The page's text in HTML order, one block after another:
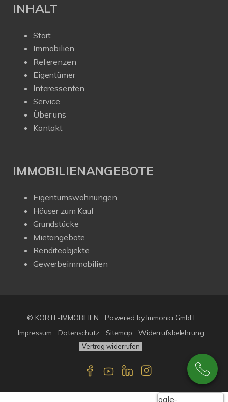
INHALT
Start
Immobilien
Referenzen
Eigentümer
Interessenten
Service
Über uns
Kontakt
IMMOBILIENANGEBOTE
Eigentumswohnungen
Häuser zum Kauf
Grundstücke
Mietangebote
Renditeobjekte
Gewerbeimmobilien
© KORTE-IMMOBILIEN
Powered by Immonia GmbH
Impressum
Datenschutz Sitemap Widerrufsbelehrung
Vertrag widerrufen
Google-